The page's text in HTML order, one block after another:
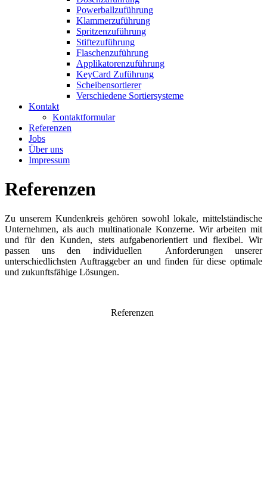
Powerballzuführung
Klammerzuführung
Spritzenzuführung
Stiftezuführung
Flaschenzuführung
Applikatorenzuführung
KeyCard Zuführung
Scheibensortierer
Verschiedene Sortiersysteme
Kontakt
Kontaktformular
Referenzen
Jobs
Über uns
Impressum
Referenzen
Zu unserem Kundenkreis gehören sowohl lokale, mittelständische
Unternehmen, als auch multinationale Konzerne. Wir arbeiten mit
und für den Kunden, stets aufgabenorientiert und flexibel. Wir
passen uns den individuellen Anforderungen unserer
unterschiedlichsten Auftraggeber an und finden für diese optimale
und zukunftsfähige Lösungen.
Referenzen